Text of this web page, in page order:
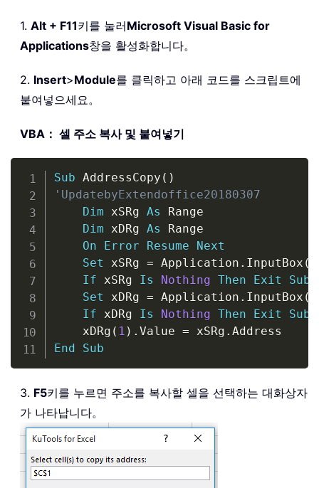
1. Alt + F11키를 눌러Microsoft Visual Basic for
Applications창을 활성화합니다。
2. Insert>Module를 클릭하고 아래 코드를 스크립트에
붙여넣으세요。
VBA： 셀 주소 복사 및 붙여넣기
Sub AddressCopy ( )
'UpdatebyExtendoffice20180307
Dim xSRg As Range
Dim xDRg As Range
On
Error Resume
Next
Set xSRg = Application . InputBox (
If xSRg Is Nothing Then Exit
Sub
Set xDRg = Application . InputBox (
If xDRg Is Nothing Then Exit
Sub
    xDRg
( 1 ) . Value = xSRg .
End
Sub
3. F5키를 누르면 주소를 복사할 셀을 선택하는 대화상자
가 나타납니다。